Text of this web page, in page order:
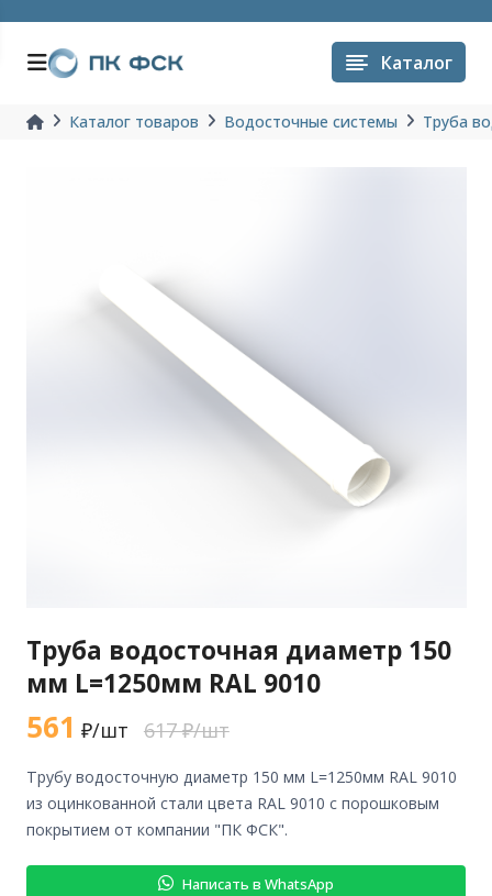
Каталог
Каталог товаров Водосточные системы Труба
Труба водосточная диаметр 150
мм L=1250мм RAL 9010
561 ₽/шт 617 ₽/шт
трубу водосточную диаметр 150 мм L=1250мм RAL 9010
из оцинкованной стали цвета RAL 9010 с порошковым
покрытием от компании "ПК ФСК".
Написать в WhatsApp